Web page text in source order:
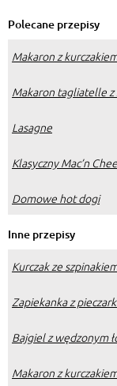
Polecane przepisy
Makaron z
Makaron tagliatelle
Lasagne
Klasyczny Mac’n
Domowe hot dogi
Inne przepisy
Kurczak ze
Zapiekanka z
Bajgiel z wędzonym
Makaron z